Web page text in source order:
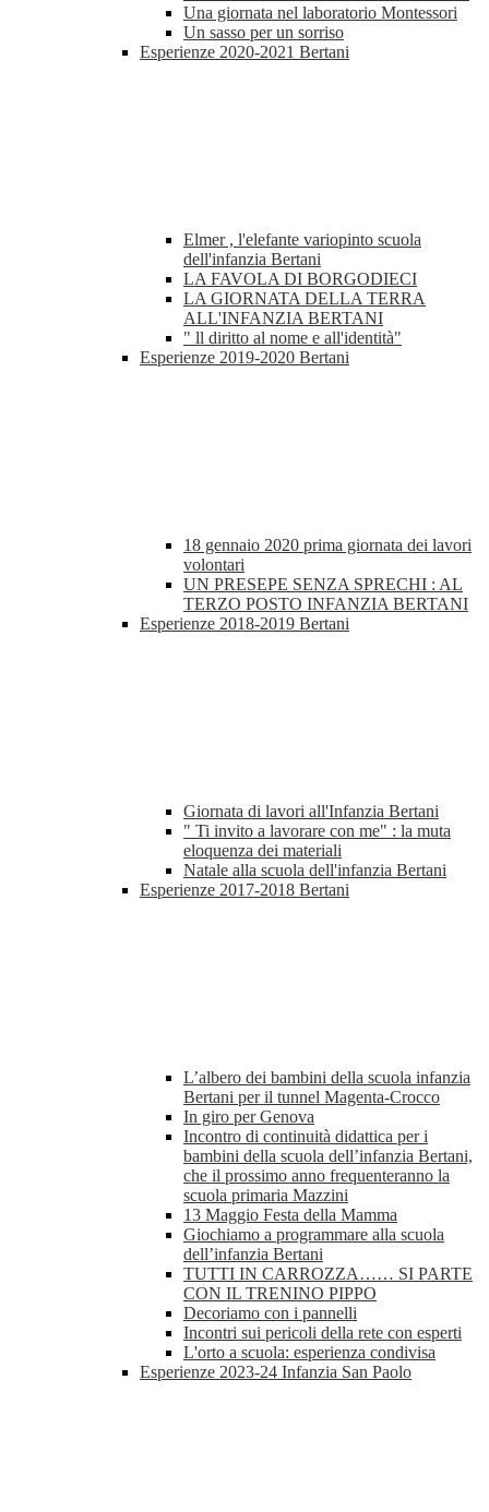
Una giornata nel laboratorio Montessori
Un sasso per un sorriso
Esperienze 2020-2021 Bertani
Elmer , l'elefante variopinto scuola
dell'infanzia Bertani
LA FAVOLA DI BORGODIECI
LA GIORNATA DELLA TERRA
ALL'INFANZIA BERTANI
" ll diritto al nome e all'identità"
Esperienze 2019-2020 Bertani
18 gennaio 2020 prima giornata dei lavori
volontari
UN PRESEPE SENZA SPRECHI : AL
TERZO POSTO INFANZIA BERTANI
Esperienze 2018-2019 Bertani
Giornata di lavori all'Infanzia Bertani
" Ti invito a lavorare con me" : la muta
eloquenza dei materiali
Natale alla scuola dell'infanzia Bertani
Esperienze 2017-2018 Bertani
L’albero dei bambini della scuola infanzia
Bertani per il tunnel Magenta-Crocco
In giro per Genova
Incontro di continuità didattica per i
bambini della scuola dell’infanzia Bertani,
che il prossimo anno frequenteranno la
scuola primaria Mazzini
13 Maggio Festa della Mamma
Giochiamo a programmare alla scuola
dell’infanzia Bertani
TUTTI IN CARROZZA…… SI PARTE
CON IL TRENINO PIPPO
Decoriamo con i pannelli
Incontri sui pericoli della rete con esperti
L'orto a scuola: esperienza condivisa
Esperienze 2023-24 Infanzia San Paolo